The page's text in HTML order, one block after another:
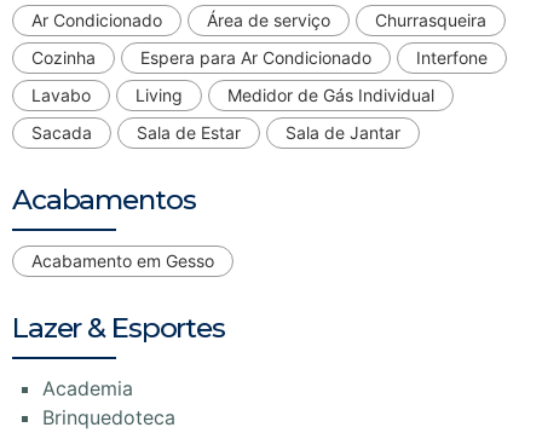
Ar Condicionado Área de serviço
Churrasqueira
Cozinha
Espera para Ar Condicionado
Interfone
Lavabo
Living
Medidor de Gás Individual
Sacada
Sala de Estar Sala de Jantar
Acabamentos
Acabamento em Gesso
Lazer & Esportes
Academia
Brinquedoteca